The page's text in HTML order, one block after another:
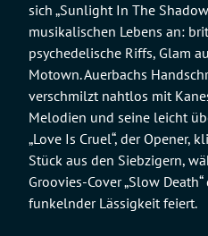
sich „Sunlight In The
musikalischen Lebens an:
psychedelische Riffs, Glam
Motown. Auerbachs
verschmilzt nahtlos mit
Melodien und seine leicht
„Love Is Cruel“, der Opener,
Stück aus den Siebzigern,
Groovies-Cover „Slow Death“
funkelnder Lässigkeit feiert.